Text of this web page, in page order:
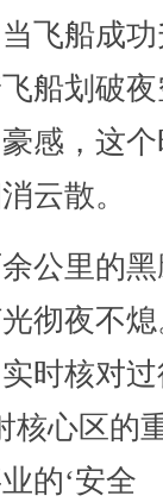
飞船成
船划破
感，这
云散。
公里的黑
彻夜不
时核对
核心区的
的‘安全